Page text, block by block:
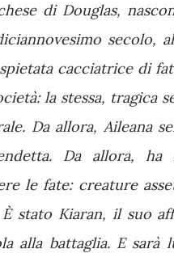
di Douglas,
secolo,
cacciatrice di
la stessa, tragica
Da allora, Aileana
Da allora,
le fate: creature
stato Kiaran, il suo
alla battaglia. E